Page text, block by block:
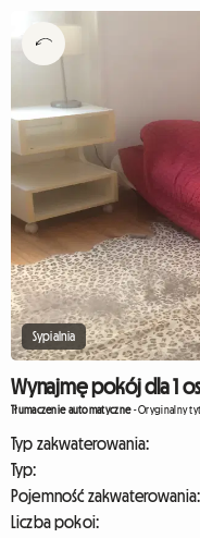
Sypialnia
Wynajmę pokój dla 1
Tłumaczenie automatyczne-Oryginalny
Typ zakwaterowania:
Typ:
Pojemność zakwaterowania:
Liczba pokoi: